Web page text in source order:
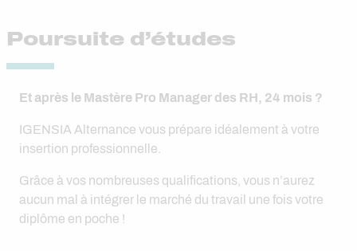
Poursuite d’études
Et après le Mastère Pro Manager des RH, 24 mois ?
IGENSIA Alternance vous prépare idéalement à votre
insertion professionnelle.
Grâce à vos nombreuses qualifications, vous n’aurez
aucun mal à intégrer le marché du travail une fois votre
diplôme en poche !